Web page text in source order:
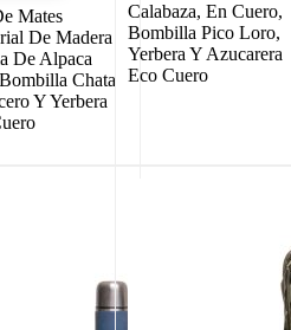
Mates
De Madera
De Alpaca
Chata
Y Yerbera
Calabaza, En Cuero,
Bombilla Pico Loro,
Yerbera Y Azucarera
Eco Cuero